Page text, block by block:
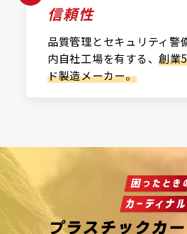
信頼性
品質管理とセキュリティ警
内自社工場を有する、創業
ド製造メーカー。